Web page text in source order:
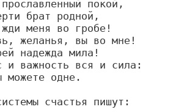
брат родной,
меня во гробе!
надежда мила!
и важность вся и сила:
можете одне.